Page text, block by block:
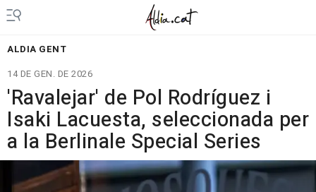
ALDIA GENT
14 DE GEN. DE 2026
'Ravalejar' de Pol Rodríguez i
Isaki Lacuesta, seleccionada per
a la Berlinale Special Series